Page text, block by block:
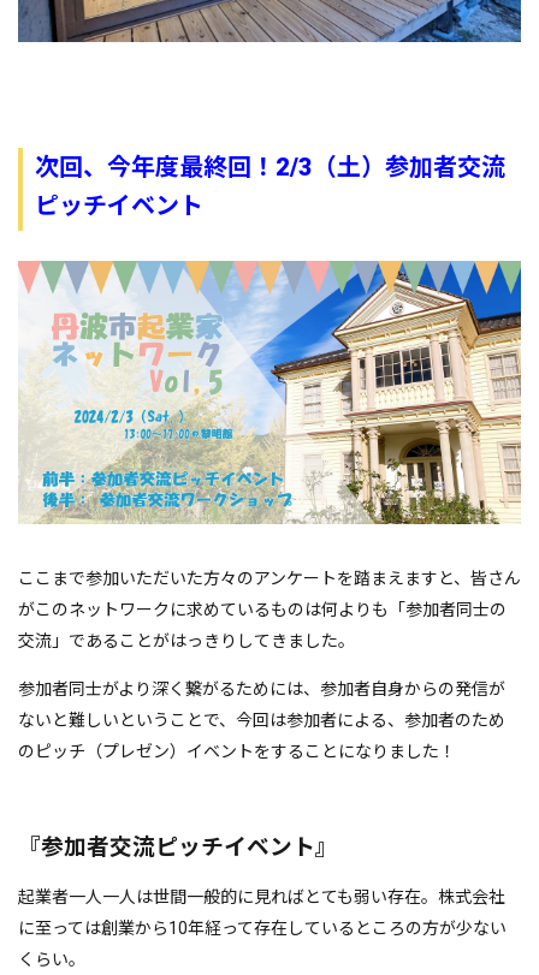
次回、今年度最終回！2/3（土）参加者交流
ピッチイベント
ここまで参加いただいた方々のアンケートを踏まえますと、皆さん
がこのネットワークに求めているものは何よりも「参加者同士の
交流」であることがはっきりしてきました。
参加者同士がより深く繋がるためには、参加者自身からの発信が
ないと難しいということで、今回は参加者による、参加者のため
のピッチ（プレゼン）イベントをすることになりました！
『参加者交流ピッチイベント』
起業者一人一人は世間一般的に見ればとても弱い存在。株式会社
に至っては創業から10年経って存在しているところの方が少ない
くらい。